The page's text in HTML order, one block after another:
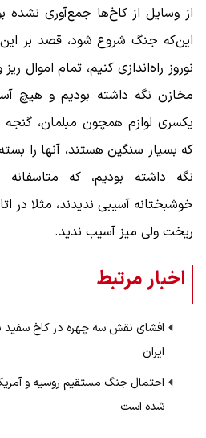
از وسایل از کاخ‌ها جمع‌آوری نشده
این‌که جنگ شروع شود، قصد بر این
نوروز راه‌اندازی کنیم، تمام اموال
مخازن نگه داشته بودیم و هیچ
یکسری لوازم همچون مبلمان،
که بسیار سنگین هستند، آنها را
نگه داشته بودیم، که
خوشبختانه آسیبی ندیدند، مثلا در
ریخت ولی میز آسیب ندید.
اخبار مرتبط
افشای نقش سه چهره در کاخ سفید
ایران
احتمال جنگ مستقیم روسیه و
شده است